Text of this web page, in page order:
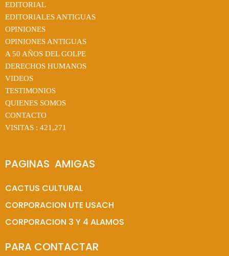
EDITORIAL
EDITORIALES ANTIGUAS
OPINIONES
OPINIONES ANTIGUAS
A 50 AÑOS DEL GOLPE
DERECHOS HUMANOS
VIDEOS
TESTIMONIOS
QUIENES SOMOS
CONTACTO
VISITAS : 421,271
PAGINAS  AMIGAS
CACTUS CULTURAL
CORPORACION UTE USACH
CORPORACION 3 Y 4 ALAMOS
PARA CONTACTAR